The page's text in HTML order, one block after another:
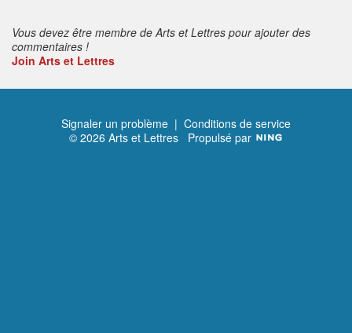
Vous devez être membre de Arts et Lettres pour ajouter des
commentaires !
Join Arts et Lettres
Signaler un problème | Conditions de service
© 2026 Arts et Lettres Propulsé par